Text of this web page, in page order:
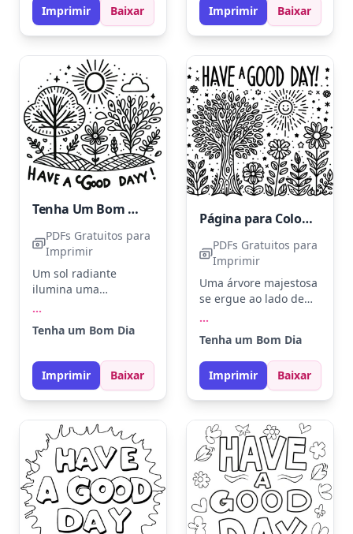
as flores, e azul para
as letras. Experimente
com lápis de cor para
dar um toque
especial.
Imprimir Baixar
alegria ao seu dia.
Experimente usar
cera para um toque
especial.
Imprimir Baixar
Tenha Um Bom Dia - Página Para Colorir Imprimível
PDFs Gratuitos para
Imprimir
Um sol radiante
ilumina uma
árvores e flores. Use
verde para as folhas e
azul para o céu.
Experimente adicionar
nas estrelas para um
toque especial.
...
Tenha um Bom Dia
Imprimir Baixar
Página para Colorir de Bons Desejos para Imprimir
PDFs Gratuitos para
Imprimir
Uma árvore majestosa
se ergue ao lado de
sorridente brilha no
céu. Use tons de verde
para as folhas e
amarelo para o sol
adicionar detalhes
com lápis de cor
metálicos para um
toque especial.
...
Tenha um Bom Dia
Imprimir Baixar